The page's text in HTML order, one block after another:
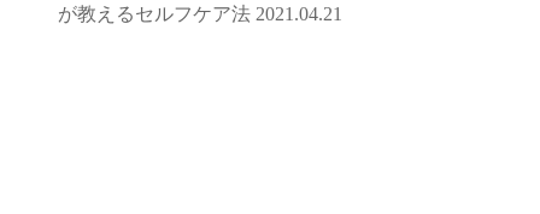
が教えるセルフケア法 2021.04.21